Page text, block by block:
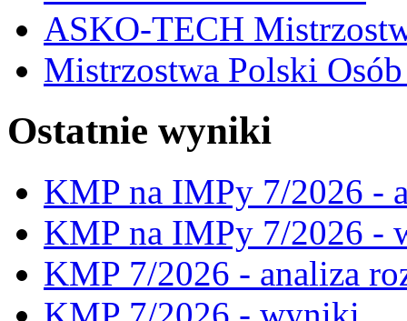
ASKO-TECH
Mistrzostwa Polski
Ostatnie wyniki
KMP na IMPy 7/2026 -
KMP na IMPy 7/2026 -
KMP 7/2026 - analiza